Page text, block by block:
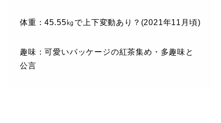
体重：45.55㎏で上下変動あり？(2021年11月頃)
趣味：可愛いパッケージの紅茶集め・多趣味と
公言